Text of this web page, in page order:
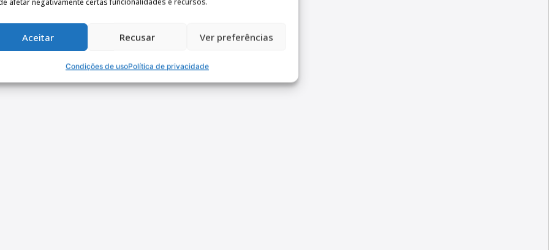
Aceitar Recusar Ver preferências
Condições de usoPolítica de privacidade